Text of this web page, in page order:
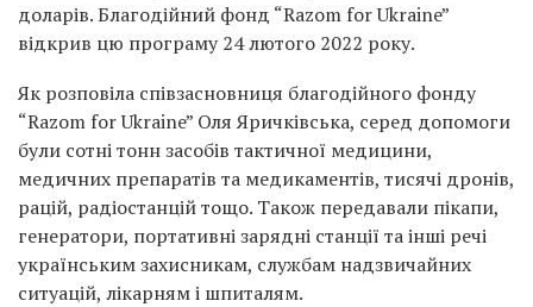
доларів. Благодійний фонд “Razom for Ukraine”
відкрив цю програму 24 лютого 2022 року.
Як розповіла співзасновниця благодійного фонду
“Razom for Ukraine” Оля Яричківська, серед допомоги
були сотні тонн засобів тактичної медицини,
медичних препаратів та медикаментів, тисячі дронів,
рацій, радіостанцій тощо. Також передавали пікапи,
генератори, портативні зарядні станції та інші речі
українським захисникам, службам надзвичайних
ситуацій, лікарням і шпиталям.